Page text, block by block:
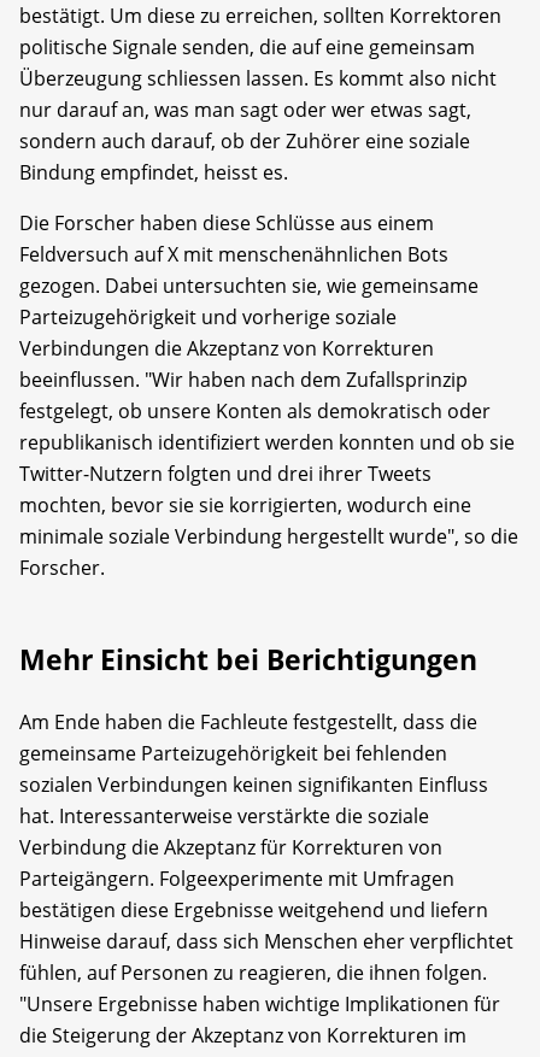
bestätigt. Um diese zu erreichen, sollten Korrektoren
politische Signale senden, die auf eine gemeinsam
Überzeugung schliessen lassen. Es kommt also nicht
nur darauf an, was man sagt oder wer etwas sagt,
sondern auch darauf, ob der Zuhörer eine soziale
Bindung empfindet, heisst es.
Die Forscher haben diese Schlüsse aus einem
Feldversuch auf X mit menschenähnlichen Bots
gezogen. Dabei untersuchten sie, wie gemeinsame
Parteizugehörigkeit und vorherige soziale
Verbindungen die Akzeptanz von Korrekturen
beeinflussen. "Wir haben nach dem Zufallsprinzip
festgelegt, ob unsere Konten als demokratisch oder
republikanisch identifiziert werden konnten und ob sie
Twitter-Nutzern folgten und drei ihrer Tweets
mochten, bevor sie sie korrigierten, wodurch eine
minimale soziale Verbindung hergestellt wurde", so die
Forscher.
Mehr Einsicht bei Berichtigungen
Am Ende haben die Fachleute festgestellt, dass die
gemeinsame Parteizugehörigkeit bei fehlenden
sozialen Verbindungen keinen signifikanten Einfluss
hat. Interessanterweise verstärkte die soziale
Verbindung die Akzeptanz für Korrekturen von
Parteigängern. Folgeexperimente mit Umfragen
bestätigen diese Ergebnisse weitgehend und liefern
Hinweise darauf, dass sich Menschen eher verpflichtet
fühlen, auf Personen zu reagieren, die ihnen folgen.
"Unsere Ergebnisse haben wichtige Implikationen für
die Steigerung der Akzeptanz von Korrekturen im